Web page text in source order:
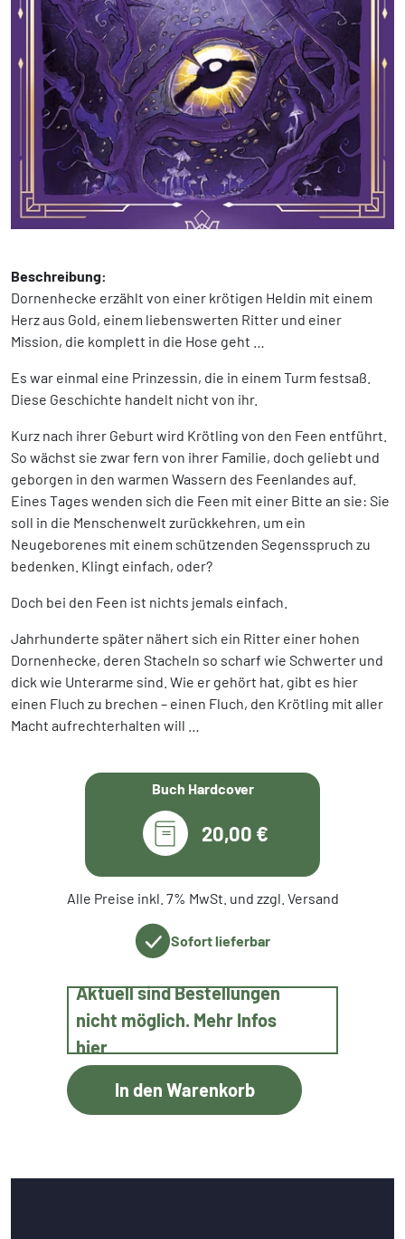
Beschreibung:
Dornenhecke erzählt von einer krötigen Heldin mit einem
Herz aus Gold, einem liebenswerten Ritter und einer
Mission, die komplett in die Hose geht …
Es war einmal eine Prinzessin, die in einem Turm festsaß.
Diese Geschichte handelt nicht von ihr.
Kurz nach ihrer Geburt wird Krötling von den Feen entführt.
So wächst sie zwar fern von ihrer Familie, doch geliebt und
geborgen in den warmen Wassern des Feenlandes auf.
Eines Tages wenden sich die Feen mit einer Bitte an sie: Sie
soll in die Menschenwelt zurückkehren, um ein
Neugeborenes mit einem schützenden Segensspruch zu
bedenken. Klingt einfach, oder?
Doch bei den Feen ist nichts jemals einfach.
Jahrhunderte später nähert sich ein Ritter einer hohen
Dornenhecke, deren Stacheln so scharf wie Schwerter und
dick wie Unterarme sind. Wie er gehört hat, gibt es hier
einen Fluch zu brechen – einen Fluch, den Krötling mit aller
Macht aufrechterhalten will …
Buch Hardcover
20,00 €
Alle Preise inkl. 7% MwSt. und zzgl. Versand
Sofort lieferbar
Aktuell sind Bestellungen
nicht möglich. Mehr Infos
hier